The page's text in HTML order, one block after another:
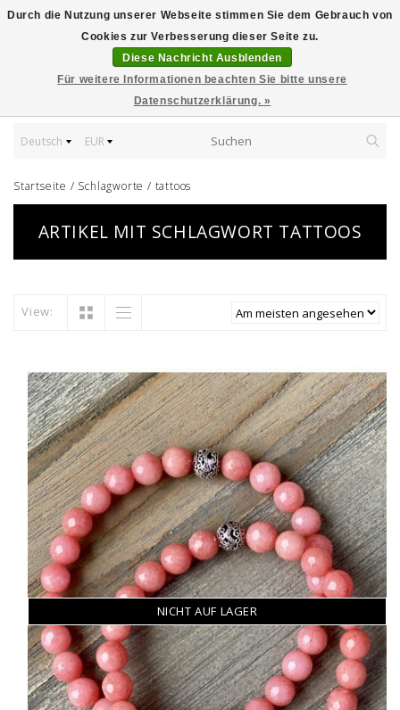
Deutsch EUR
Startseite / Schlagworte / tattoos
ARTIKEL MIT SCHLAGWORT TATTOOS
View:
NICHT AUF LAGER
Durch die Nutzung unserer Webseite stimmen Sie dem Gebrauch von
Cookies zur Verbesserung dieser Seite zu.
Diese Nachricht Ausblenden
Für weitere Informationen beachten Sie bitte unsere
Datenschutzerklärung. »